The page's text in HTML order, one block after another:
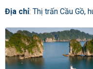
Địa chỉ: Thị trấn Cầu Gồ,